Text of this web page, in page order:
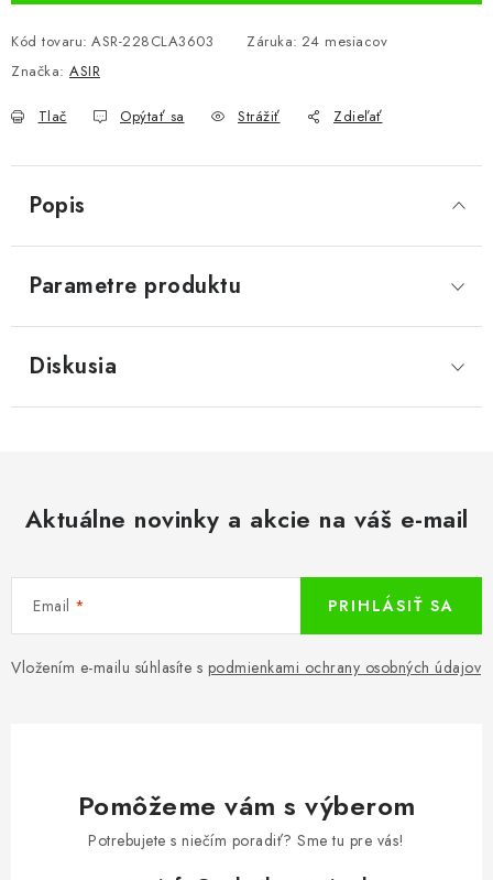
Kód tovaru: ASR-228CLA3603 Záruka: 24 mesiacov
Značka: ASIR
Tlač Opýtať sa Strážiť Zdieľať
Popis
Parametre produktu
Diskusia
Aktuálne novinky a akcie na váš e-mail
Email
Vložením e-mailu súhlasíte s podmienkami ochrany osobných údajov
PRIHLÁSIŤ SA
Pomôžeme vám s výberom
Potrebujete s niečím poradiť? Sme tu pre vás!